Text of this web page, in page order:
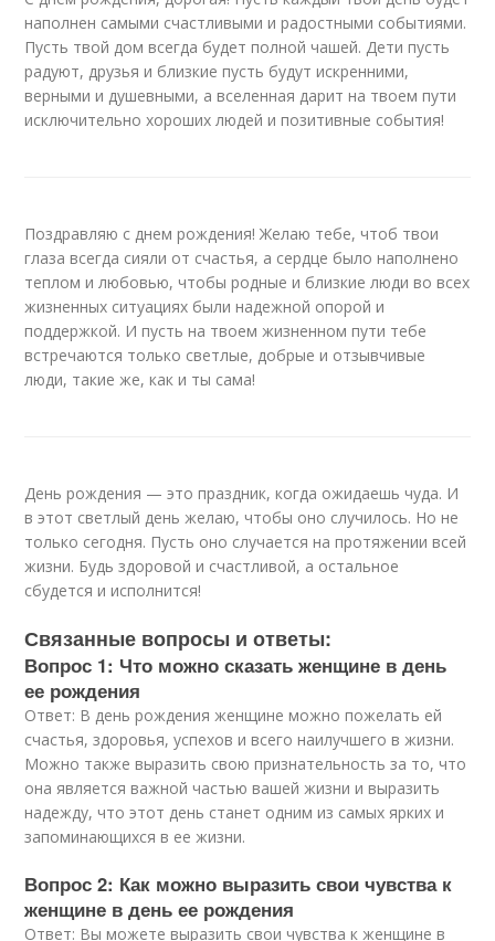
наполнен самыми счастливыми и радостными событиями.
Пусть твой дом всегда будет полной чашей. Дети пусть
радуют, друзья и близкие пусть будут искренними,
верными и душевными, а вселенная дарит на твоем пути
исключительно хороших людей и позитивные события!
Поздравляю с днем рождения! Желаю тебе, чтоб твои
глаза всегда сияли от счастья, а сердце было наполнено
теплом и любовью, чтобы родные и близкие люди во всех
жизненных ситуациях были надежной опорой и
поддержкой. И пусть на твоем жизненном пути тебе
встречаются только светлые, добрые и отзывчивые
люди, такие же, как и ты сама!
День рождения — это праздник, когда ожидаешь чуда. И
в этот светлый день желаю, чтобы оно случилось. Но не
только сегодня. Пусть оно случается на протяжении всей
жизни. Будь здоровой и счастливой, а остальное
сбудется и исполнится!
Связанные вопросы и ответы:
Вопрос 1: Что можно сказать женщине в день
ее рождения
Ответ: В день рождения женщине можно пожелать ей
счастья, здоровья, успехов и всего наилучшего в жизни.
Можно также выразить свою признательность за то, что
она является важной частью вашей жизни и выразить
надежду, что этот день станет одним из самых ярких и
запоминающихся в ее жизни.
Вопрос 2: Как можно выразить свои чувства к
женщине в день ее рождения
Ответ: Вы можете выразить свои чувства к женщине в